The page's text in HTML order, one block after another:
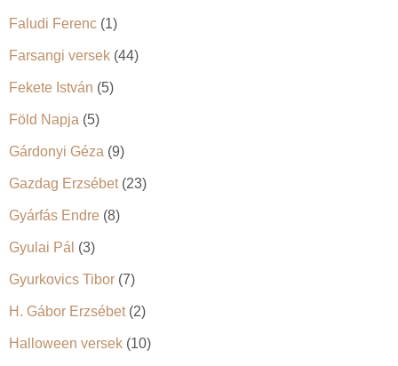
Faludi Ferenc (1)
Farsangi versek (44)
Fekete István (5)
Föld Napja (5)
Gárdonyi Géza (9)
Gazdag Erzsébet(23)
Gyárfás Endre (8)
Gyulai Pál (3)
Gyurkovics Tibor (7)
H. Gábor Erzsébet(2)
Halloween versek (10)